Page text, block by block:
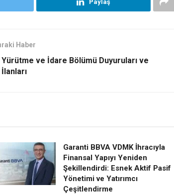
Paylaş
Haber
Yürütme ve İdare Bölümü Duyuruları ve
İlanları
Garanti BBVA VDMK İhracıyla
Finansal Yapıyı Yeniden
Şekillendirdi: Esnek Aktif Pasif
Yönetimi ve Yatırımcı
Çeşitlendirme